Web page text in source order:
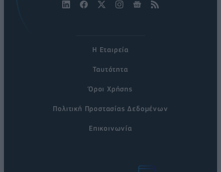
Η Εταιρεία
Ταυτότητα
Όροι Χρήσης
Πολιτική Προστασίας Δεδομένων
Επικοινωνία